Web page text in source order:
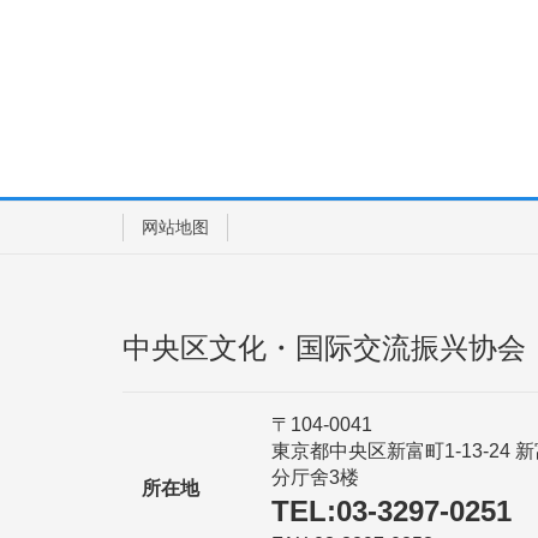
网站地图
中央区文化・国际交流振兴协会
所在地
〒104-0041
東京都中央区新富町1-13-24 新
分厅舍3楼
TEL:03-3297-0251